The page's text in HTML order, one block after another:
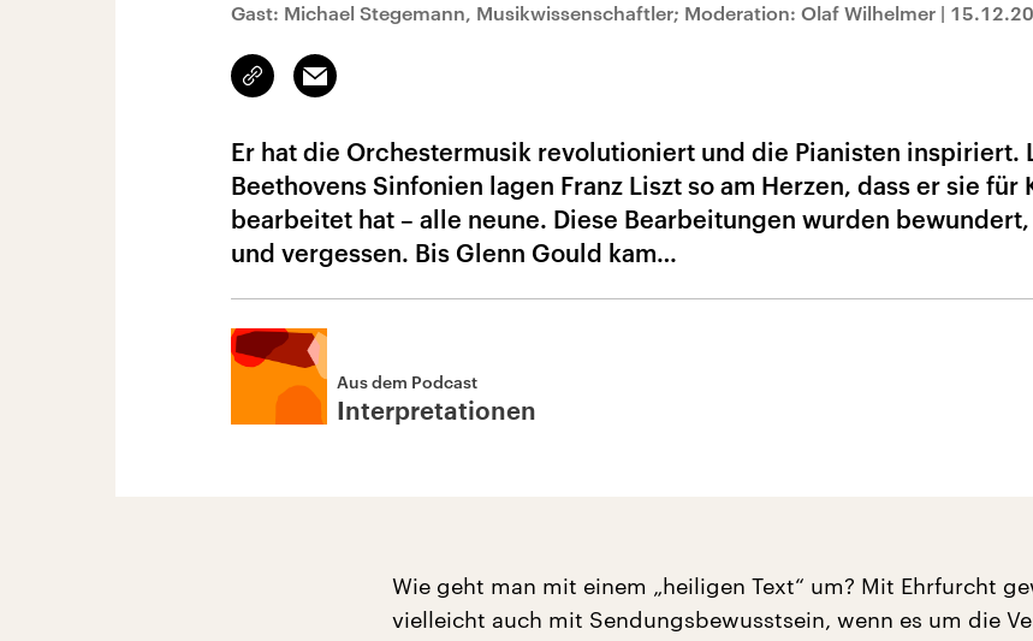
Gast: Michael Stegemann, Musikwissenschaftler; Moderation: Olaf Wilhelmer |
Link
kopieren/teilen
Email
Er hat die Orchestermusik revolutioniert und die Pianisten inspiriert.
Beethovens Sinfonien lagen Franz Liszt so am Herzen, dass er sie für
bearbeitet hat – alle neune. Diese Bearbeitungen wurden
und vergessen. Bis Glenn Gould kam…
Aus dem Podcast
Interpretationen
Wie geht man mit einem „heiligen Text“ um? Mit Ehrfurcht
vielleicht auch mit Sendungsbewusstsein, wenn es um die